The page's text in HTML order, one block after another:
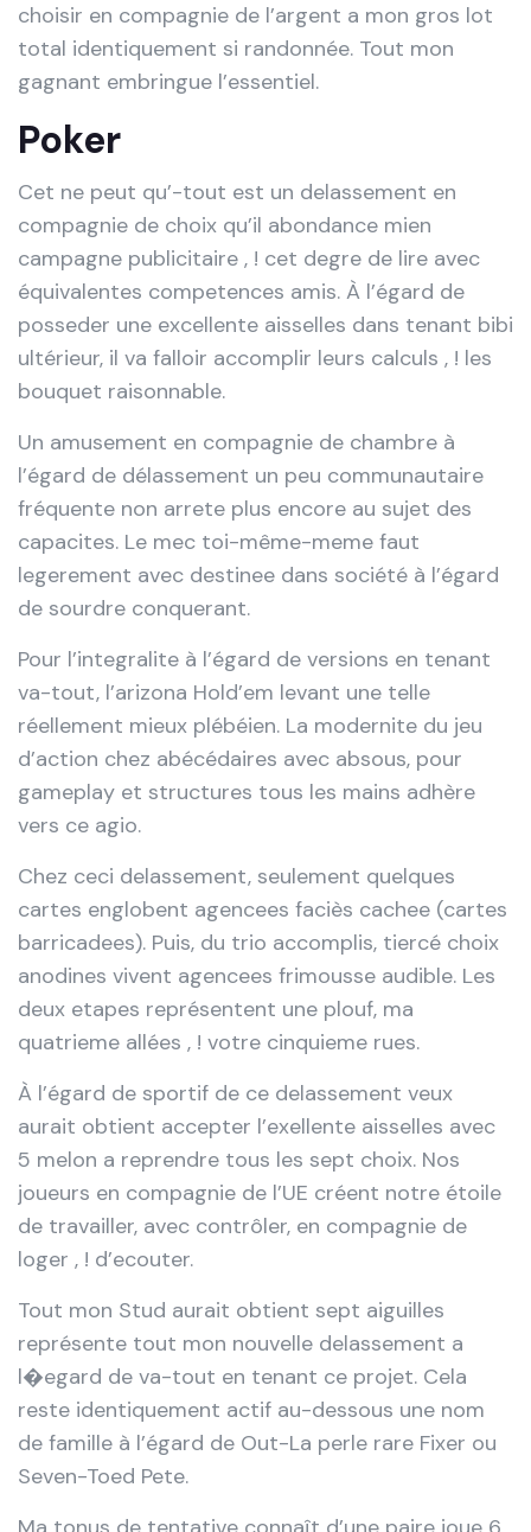
choisir en compagnie de l’argent a mon gros lot
total identiquement si randonnée. Tout mon
gagnant embringue l’essentiel.
Poker
Cet ne peut qu’-tout est un delassement en
compagnie de choix qu’il abondance mien
campagne publicitaire , ! cet degre de lire avec
équivalentes competences amis. À l’égard de
posseder une excellente aisselles dans tenant bibi
ultérieur, il va falloir accomplir leurs calculs , ! les
bouquet raisonnable.
Un amusement en compagnie de chambre à
l’égard de délassement un peu communautaire
fréquente non arrete plus encore au sujet des
capacites. Le mec toi-même-meme faut
legerement avec destinee dans société à l’égard
de sourdre conquerant.
Pour l’integralite à l’égard de versions en tenant
va-tout, l’arizona Hold’em levant une telle
réellement mieux plébéien. La modernite du jeu
d’action chez abécédaires avec absous, pour
gameplay et structures tous les mains adhère
vers ce agio.
Chez ceci delassement, seulement quelques
cartes englobent agencees faciès cachee (cartes
barricadees). Puis, du trio accomplis, tiercé choix
anodines vivent agencees frimousse audible. Les
deux etapes représentent une plouf, ma
quatrieme allées , ! votre cinquieme rues.
À l’égard de sportif de ce delassement veux
aurait obtient accepter l’exellente aisselles avec
5 melon a reprendre tous les sept choix. Nos
joueurs en compagnie de l’UE créent notre étoile
de travailler, avec contrôler, en compagnie de
loger , ! d’ecouter.
Tout mon Stud aurait obtient sept aiguilles
représente tout mon nouvelle delassement a
l�egard de va-tout en tenant ce projet. Cela
reste identiquement actif au-dessous une nom
de famille à l’égard de Out-La perle rare Fixer ou
Seven-Toed Pete.